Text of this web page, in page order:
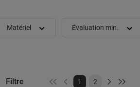
Matériel Évaluation min.
Filtre Page
1 Page
2